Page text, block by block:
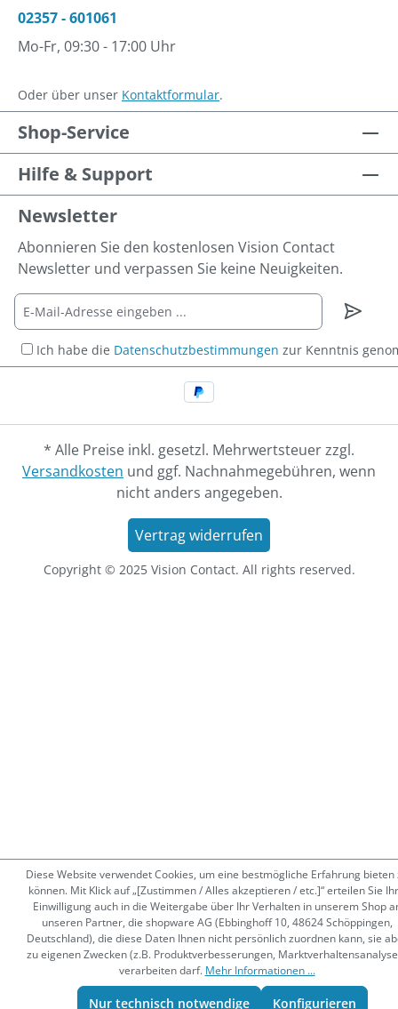
02357 - 601061
Mo-Fr, 09:30 - 17:00 Uhr
Oder über unser Kontaktformular.
Shop-Service
Hilfe & Support
Newsletter
Abonnieren Sie den kostenlosen Vision Contact
Newsletter und verpassen Sie keine Neuigkeiten.
Ich habe die Datenschutzbestimmungen zur Kenntnis
* Alle Preise inkl. gesetzl. Mehrwertsteuer zzgl.
Versandkosten und ggf. Nachnahmegebühren, wenn
nicht anders angegeben.
Vertrag widerrufen
Copyright © 2025 Vision Contact. All rights reserved.
Diese Website verwendet Cookies, um eine bestmögliche Erfahrung bieten
können. Mit Klick auf „[Zustimmen / Alles akzeptieren / etc.]“ erteilen Sie
Einwilligung auch in die Weitergabe über Ihr Verhalten in unserem Shop
unseren Partner, die shopware AG (Ebbinghoff 10, 48624 Schöppingen,
Deutschland), die diese Daten Ihnen nicht persönlich zuordnen kann, sie
zu eigenen Zwecken (z.B. Produktverbesserungen,
verarbeiten darf. Mehr Informationen ...
Nur technisch notwendige Konfigurieren